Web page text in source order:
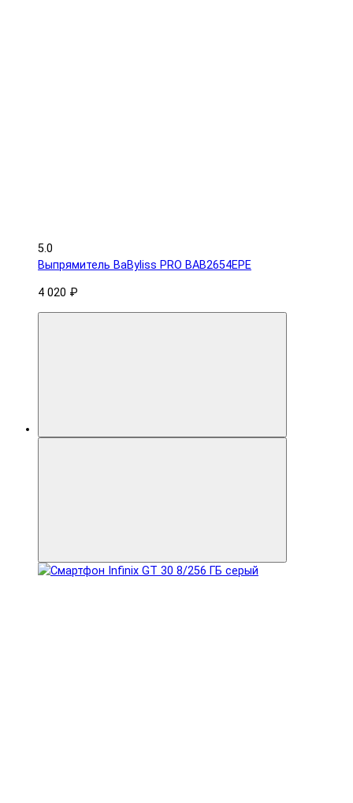
5.0
Выпрямитель BaByliss PRO BAB2654EPE
4 020 ₽